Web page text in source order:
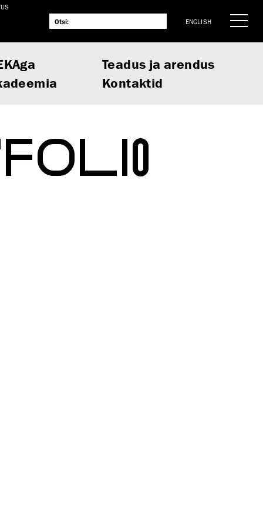
ENGLISH
Teadus ja arendus
Kontaktid